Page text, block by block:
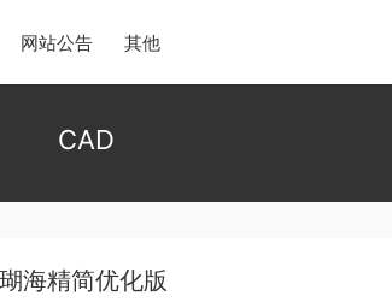
网站公告 其他
CAD
海精简优化版